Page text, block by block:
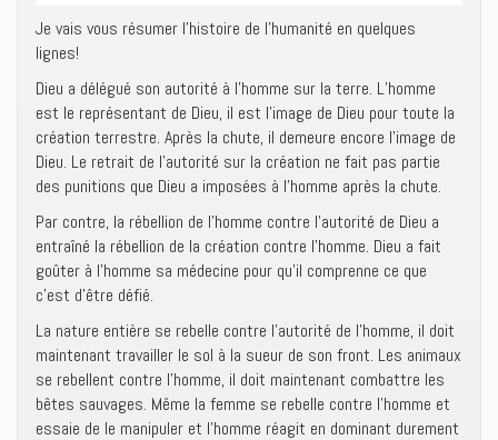
Je vais vous résumer l’histoire de l’humanité en quelques
lignes!
Dieu a délégué son autorité à l’homme sur la terre. L’homme
est le représentant de Dieu, il est l’image de Dieu pour toute la
création terrestre. Après la chute, il demeure encore l’image de
Dieu. Le retrait de l’autorité sur la création ne fait pas partie
des punitions que Dieu a imposées à l’homme après la chute.
Par contre, la rébellion de l’homme contre l’autorité de Dieu a
entraîné la rébellion de la création contre l’homme. Dieu a fait
goûter à l’homme sa médecine pour qu’il comprenne ce que
c’est d’être défié.
La nature entière se rebelle contre l’autorité de l’homme, il doit
maintenant travailler le sol à la sueur de son front. Les animaux
se rebellent contre l’homme, il doit maintenant combattre les
bêtes sauvages. Même la femme se rebelle contre l’homme et
essaie de le manipuler et l’homme réagit en dominant durement